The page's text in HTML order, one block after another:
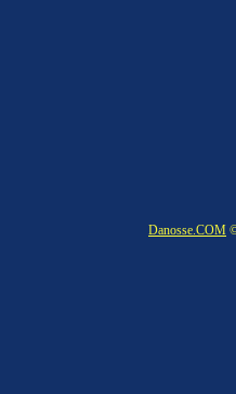
Danosse.COM